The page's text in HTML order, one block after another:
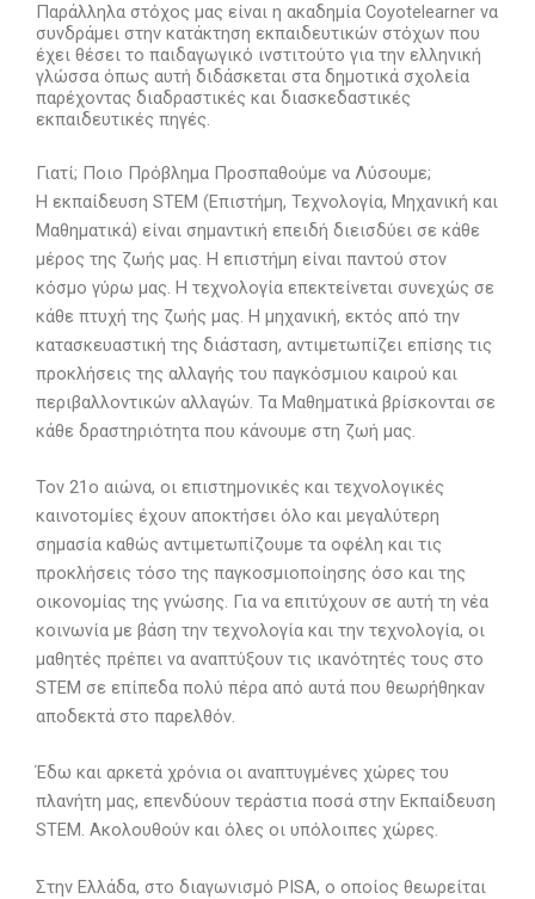
Παράλληλα στόχος μας είναι η ακαδημία Coyotelearner να
συνδράμει στην κατάκτηση εκπαιδευτικών στόχων που
έχει θέσει το παιδαγωγικό ινστιτούτο για την ελληνική
γλώσσα όπως αυτή διδάσκεται στα δημοτικά σχολεία
παρέχοντας διαδραστικές και διασκεδαστικές
εκπαιδευτικές πηγές.
Γιατί; Ποιο Πρόβλημα Προσπαθούμε να Λύσουμε;
Η εκπαίδευση STEM (Επιστήμη, Τεχνολογία, Μηχανική και
Μαθηματικά) είναι σημαντική επειδή διεισδύει σε κάθε
μέρος της ζωής μας. Η επιστήμη είναι παντού στον
κόσμο γύρω μας. Η τεχνολογία επεκτείνεται συνεχώς σε
κάθε πτυχή της ζωής μας. Η μηχανική, εκτός από την
κατασκευαστική της διάσταση, αντιμετωπίζει επίσης τις
προκλήσεις της αλλαγής του παγκόσμιου καιρού και
περιβαλλοντικών αλλαγών. Τα Μαθηματικά βρίσκονται σε
κάθε δραστηριότητα που κάνουμε στη ζωή μας.
Τον 21ο αιώνα, οι επιστημονικές και τεχνολογικές
καινοτομίες έχουν αποκτήσει όλο και μεγαλύτερη
σημασία καθώς αντιμετωπίζουμε τα οφέλη και τις
προκλήσεις τόσο της παγκοσμιοποίησης όσο και της
οικονομίας της γνώσης. Για να επιτύχουν σε αυτή τη νέα
κοινωνία με βάση την τεχνολογία και την τεχνολογία, οι
μαθητές πρέπει να αναπτύξουν τις ικανότητές τους στο
STEM σε επίπεδα πολύ πέρα από αυτά που θεωρήθηκαν
αποδεκτά στο παρελθόν.
Έδω και αρκετά χρόνια οι αναπτυγμένες χώρες του
πλανήτη μας, επενδύουν τεράστια ποσά στην Εκπαίδευση
STEM. Ακολουθούν και όλες οι υπόλοιπες χώρες.
Στην Ελλάδα, στο διαγωνισμό PISA, ο οποίος θεωρείται